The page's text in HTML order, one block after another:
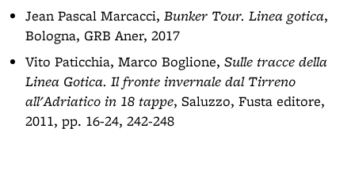
Jean Pascal Marcacci, Bunker Tour. Linea gotica,
Bologna, GRB Aner, 2017
Vito Paticchia, Marco Boglione, Sulle tracce della
Linea Gotica. Il fronte invernale dal Tirreno
all'Adriatico in 18 tappe, Saluzzo, Fusta editore,
2011, pp. 16-24, 242-248